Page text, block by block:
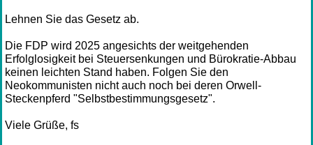
Lehnen Sie das Gesetz ab.
Die FDP wird 2025 angesichts der weitgehenden
Erfolglosigkeit bei Steuersenkungen und Bürokratie-Abbau
keinen leichten Stand haben. Folgen Sie den
Neokommunisten nicht auch noch bei deren Orwell-
Steckenpferd "Selbstbestimmungsgesetz".
Viele Grüße, fs